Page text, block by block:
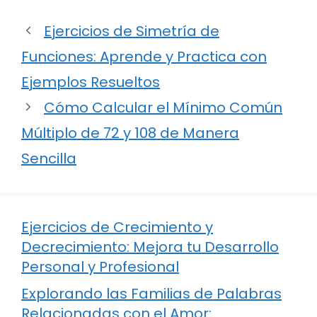
Ejercicios de Simetría de
Funciones: Aprende y Practica con
Ejemplos Resueltos
Cómo Calcular el Mínimo Común
Múltiplo de 72 y 108 de Manera
Sencilla
Ejercicios de Crecimiento y
Decrecimiento: Mejora tu Desarrollo
Personal y Profesional
Explorando las Familias de Palabras